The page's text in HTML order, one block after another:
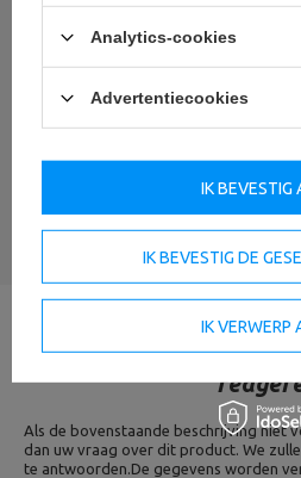
Heb je vragen? We
Als de bovenstaande beschrijving niet
dan uw vraag over dit product. We
te antwoorden.De gegevens worden
Analytics-cookies
Advertentiecookies
IK BEVESTIG DE
IK VERWERP
IK BEVESTIG